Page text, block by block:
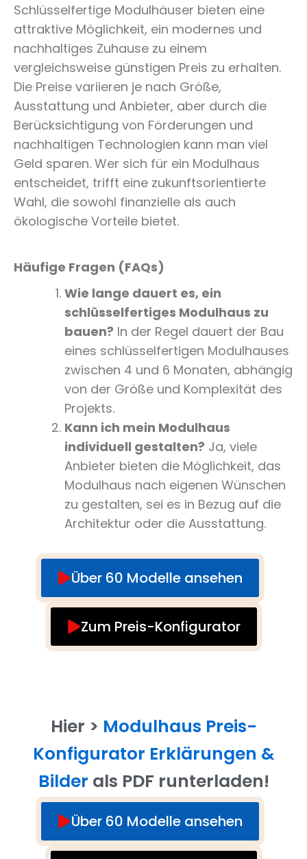
Schlüsselfertige Modulhäuser bieten eine
attraktive Möglichkeit, ein modernes und
nachhaltiges Zuhause zu einem
vergleichsweise günstigen Preis zu erhalten.
Die Preise variieren je nach Größe,
Ausstattung und Anbieter, aber durch die
Berücksichtigung von Förderungen und
nachhaltigen Technologien kann man viel
Geld sparen. Wer sich für ein Modulhaus
entscheidet, trifft eine zukunftsorientierte
Wahl, die sowohl finanzielle als auch
ökologische Vorteile bietet.
Häufige Fragen (FAQs)
Wie lange dauert es, ein
schlüsselfertiges Modulhaus zu
bauen? In der Regel dauert der Bau
eines schlüsselfertigen Modulhauses
zwischen 4 und 6 Monaten, abhängig
von der Größe und Komplexität des
Projekts.
Kann ich mein Modulhaus
individuell gestalten? Ja, viele
Anbieter bieten die Möglichkeit, das
Modulhaus nach eigenen Wünschen
zu gestalten, sei es in Bezug auf die
Architektur oder die Ausstattung.
Über 60 Modelle ansehen
Zum Preis-Konfigurator
Hier > Modulhaus Preis-
Konfigurator Erklärungen &
Bilder als PDF runterladen!
Über 60 Modelle ansehen